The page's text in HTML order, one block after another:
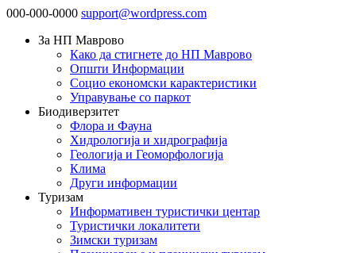
000-000-0000 support@wordpress.com
За НП Маврово
Како да стигнете до НП Маврово
Општи Информации
Социо економски карактеристики
Управување со паркот
Биодиверзитет
Флора и Фауна
Хидрологија и хидрографија
Геологија и Геоморфологија
Клима
Други информации
Туризам
Информативен туристички центар
Туристички локалитети
Зимски туризам